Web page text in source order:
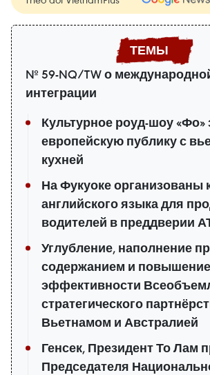
№ 59-NQ/TW о
интеграции
Культурное роуд-шоу «Фо»
европейскую публику с
кухней
На Фукуоке организованы
английского языка для
водителей в преддверии
Углубление, наполнение
содержанием и повышение
эффективности
стратегического
Вьетнамом и Австралией
Генсек, Президент То Лам
Председателя